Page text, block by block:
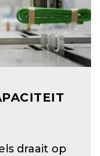
draait op